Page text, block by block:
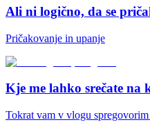
Ali ni logično, da se
Pričakovanje in upanje
Kje me lahko srečate na
Tokrat vam v vlogu